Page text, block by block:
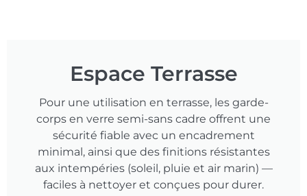
Espace Terrasse
Pour une utilisation en terrasse, les garde-
corps en verre semi-sans cadre offrent une
sécurité fiable avec un encadrement
minimal, ainsi que des finitions résistantes
aux intempéries (soleil, pluie et air marin) —
faciles à nettoyer et conçues pour durer.